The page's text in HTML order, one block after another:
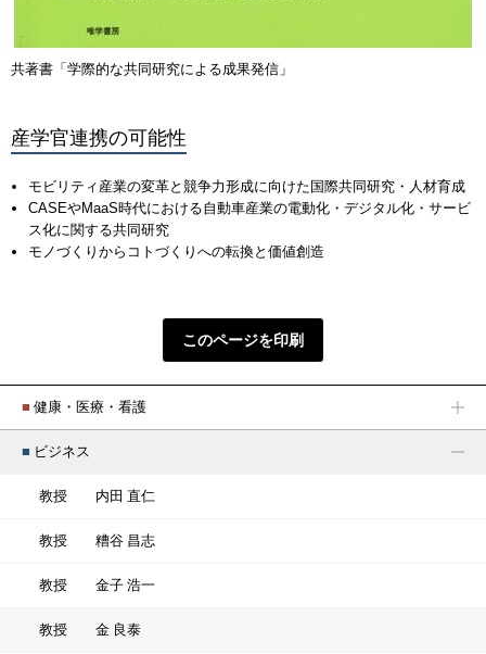
共著書「学際的な共同研究による成果発信」
産学官連携の可能性
モビリティ産業の変革と競争力形成に向けた国際共同研究・人材育成
CASEやMaaS時代における自動車産業の電動化・デジタル化・サービ
ス化に関する共同研究
モノづくりからコトづくりへの転換と価値創造
このページを印刷
■ 健康・医療・看護
■ ビジネス
教授 内田 直仁
教授 糟谷 昌志
教授 金子 浩一
教授 金 良泰